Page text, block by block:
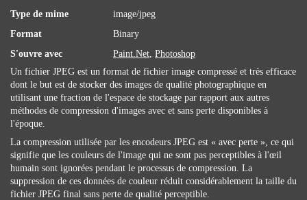
Type de mime
image/jpeg
Format
Binary
S'ouvre avec
Paint.Net, Photoshop
Un fichier JPEG est un format de fichier image compressé et très efficace
dont le but est de stocker des images de qualité photographique en
utilisant une fraction de l'espace de stockage par rapport aux autres
méthodes de compression d'images avec et sans perte disponibles à
l'époque.
La compression utilisée par les encodeurs JPEG est « avec perte », ce qui
signifie que les couleurs de l'image qui ne sont pas perceptibles à l'œil
humain sont ignorées pendant le processus de compression. La
suppression de ces données de couleur réduit considérablement la taille du
fichier JPEG final sans perte de qualité perceptible.